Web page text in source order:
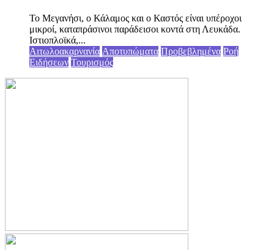
Το Μεγανήσι, ο Κάλαμος και ο Καστός είναι υπέροχοι
μικροί, καταπράσινοι παράδεισοι κοντά στη Λευκάδα.
Ιστιοπλοϊκά,...
Αιτωλοακαρνανία Αποτυπώματα Προβεβλημένα Ροή
Ειδήσεων Τουρισμός